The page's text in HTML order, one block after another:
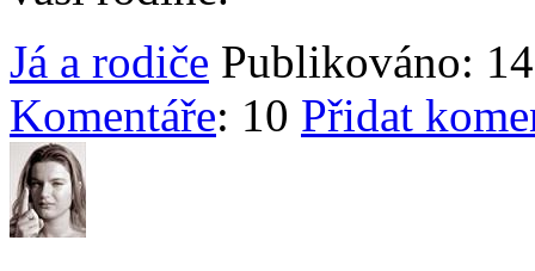
Já a rodiče Publikováno:
Komentáře: 10 Přidat